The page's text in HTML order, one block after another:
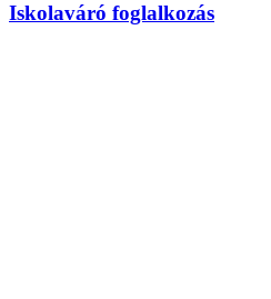
Iskolaváró foglalkozás